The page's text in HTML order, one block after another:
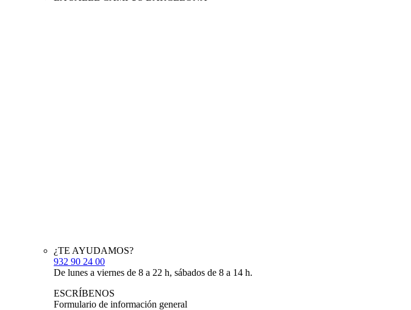
¿TE AYUDAMOS?
932 90 24 00
De lunes a viernes de 8 a 22 h, sábados de 8 a 14 h.
ESCRÍBENOS
Formulario de información general